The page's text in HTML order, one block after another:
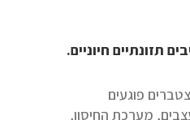
תזונתיים חיוניים.
פוגעים
מערכת החיסון,